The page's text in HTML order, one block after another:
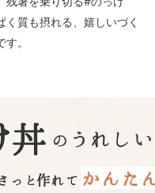
質も摂れる、嬉しいづく
。